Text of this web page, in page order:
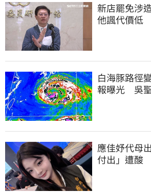
新店罷免涉
他諷代價低
白海豚路徑
報曝光 吳
應佳妤代母
付出」遭酸